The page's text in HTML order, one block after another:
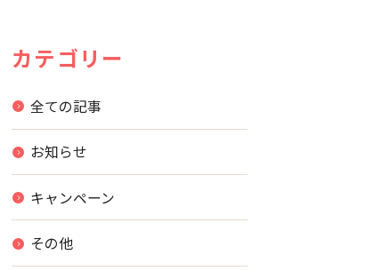
カテゴリー
全ての記事
お知らせ
キャンペーン
その他